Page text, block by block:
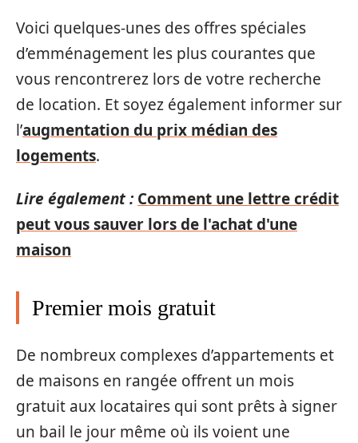
Voici quelques-unes des offres spéciales
d’emménagement les plus courantes que
vous rencontrerez lors de votre recherche
de location. Et soyez également informer sur
l’augmentation du prix médian des
logements.
Lire également : Comment une lettre crédit
peut vous sauver lors de l'achat d'une
maison
Premier mois gratuit
De nombreux complexes d’appartements et
de maisons en rangée offrent un mois
gratuit aux locataires qui sont prêts à signer
un bail le jour même où ils voient une